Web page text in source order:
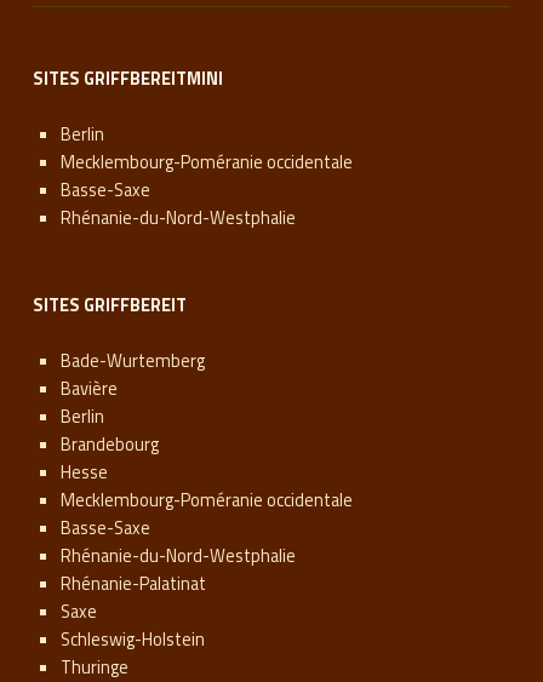
SITES GRIFFBEREITMINI
Berlin
Mecklembourg-Poméranie occidentale
Basse-Saxe
Rhénanie-du-Nord-Westphalie
SITES GRIFFBEREIT
Bade-Wurtemberg
Bavière
Berlin
Brandebourg
Hesse
Mecklembourg-Poméranie occidentale
Basse-Saxe
Rhénanie-du-Nord-Westphalie
Rhénanie-Palatinat
Saxe
Schleswig-Holstein
Thuringe